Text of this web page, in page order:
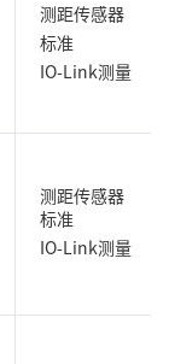
测距传感器
标准
IO-Link测量
测距传感器
标准
IO-Link测量